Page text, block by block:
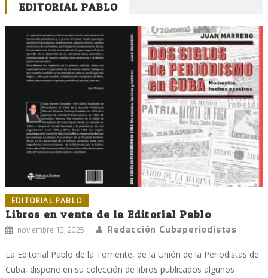
EDITORIAL PABLO
EDITORIAL PABLO
Libros en venta de la Editorial Pablo
noviembre 13, 2025 Redacción Cubaperiodistas
La Editorial Pablo de la Torriente, de la Unión de la Periodistas de
Cuba, dispone en su colección de libros publicados algunos